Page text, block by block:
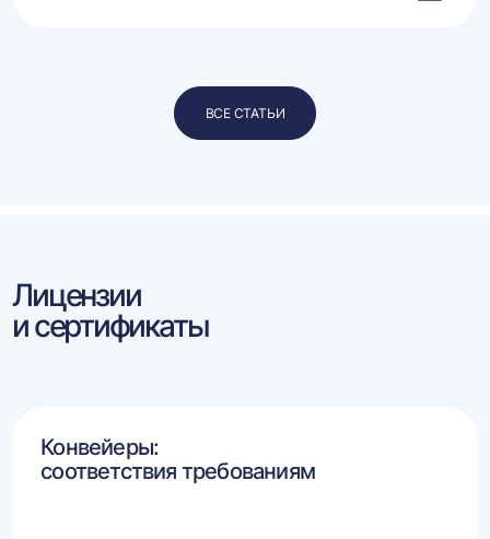
ВСЕ СТАТЬИ
Лицензии
и сертификаты
Конвейеры:
соответствия требованиям